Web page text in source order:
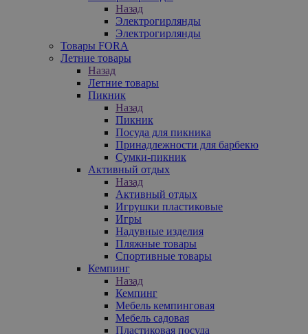
Назад
Электрогирлянды
Электрогирлянды
Товары FORA
Летние товары
Назад
Летние товары
Пикник
Назад
Пикник
Посуда для пикника
Принадлежности для барбекю
Сумки-пикник
Активный отдых
Назад
Активный отдых
Игрушки пластиковые
Игры
Надувные изделия
Пляжные товары
Спортивные товары
Кемпинг
Назад
Кемпинг
Мебель кемпинговая
Мебель садовая
Пластиковая посуда